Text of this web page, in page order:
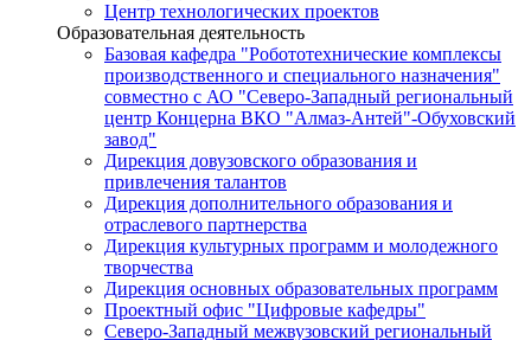
Центр технологических проектов
Образовательная деятельность
Базовая кафедра "Робототехнические комплексы
производственного и специального назначения"
совместно с АО "Северо-Западный региональный
центр Концерна ВКО "Алмаз-Антей"-Обуховский
завод"
Дирекция довузовского образования и
привлечения талантов
Дирекция дополнительного образования и
отраслевого партнерства
Дирекция культурных программ и молодежного
творчества
Дирекция основных образовательных программ
Проектный офис "Цифровые кафедры"
Северо-Западный межвузовский региональный